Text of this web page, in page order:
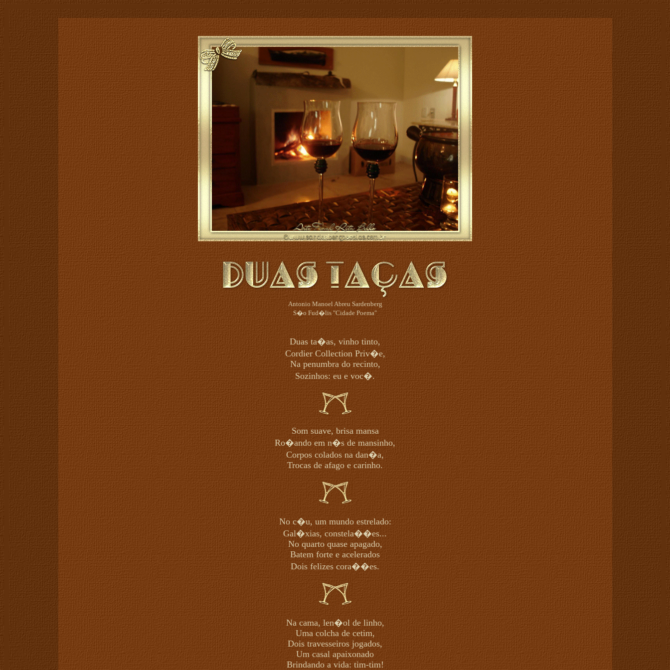
Antonio Manoel Abreu Sardenberg
S�o Fud�lis "Cidade Poema"
Duas ta�as, vinho tinto,
Cordier Collection Priv�e,
Na penumbra do recinto,
Sozinhos: eu e voc�.
Som suave, brisa mansa
Ro�ando em n�s de mansinho,
Corpos colados na dan�a,
Trocas de afago e carinho.
No c�u, um mundo estrelado:
Gal�xias, constela��es...
No quarto quase apagado,
Batem forte e acelerados
Dois felizes cora��es.
Na cama, len�ol de linho,
Uma colcha de cetim,
Dois travesseiros jogados,
Um casal apaixonado
Brindando a vida: tim-tim!